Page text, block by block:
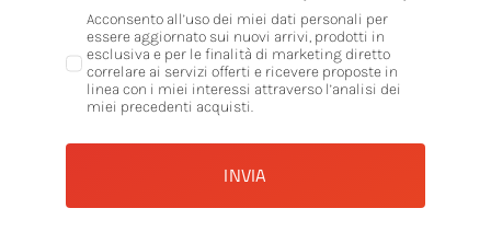
Acconsento all’uso dei miei dati personali per
essere aggiornato sui nuovi arrivi, prodotti in
esclusiva e per le finalità di marketing diretto
correlare ai servizi offerti e ricevere proposte in
linea con i miei interessi attraverso l’analisi dei
miei precedenti acquisti.
INVIA